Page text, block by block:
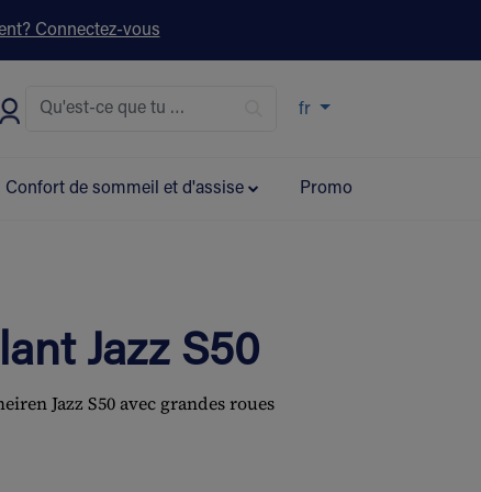
Connectez-vous
fr
Confort de sommeil et d'assise Promo
Jazz S50
Jazz S50 avec grandes roues